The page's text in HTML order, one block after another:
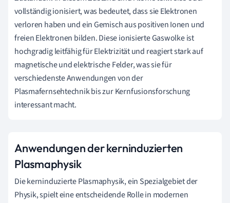
vollständig ionisiert, was bedeutet, dass sie Elektronen
verloren haben und ein Gemisch aus positiven Ionen und
freien Elektronen bilden. Diese ionisierte Gaswolke ist
hochgradig leitfähig für Elektrizität und reagiert stark auf
magnetische und elektrische Felder, was sie für
verschiedenste Anwendungen von der
Plasmafernsehtechnik bis zur Kernfusionsforschung
interessant macht.
Anwendungen der kerninduzierten
Plasmaphysik
Die kerninduzierte Plasmaphysik, ein Spezialgebiet der
Physik, spielt eine entscheidende Rolle in modernen